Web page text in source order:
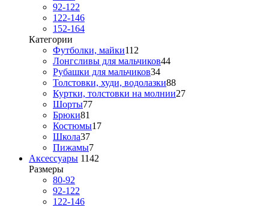
92-122
122-146
152-164
Категории
Футболки, майки112
Лонгсливы для мальчиков44
Рубашки для мальчиков34
Толстовки, худи, водолазки88
Куртки, толстовки на молнии27
Шорты77
Брюки81
Костюмы17
Школа37
Пижамы7
Аксессуары 1142
Размеры
80-92
92-122
122-146